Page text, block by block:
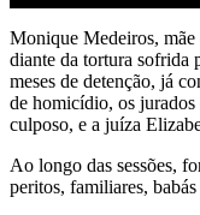
Monique Medeiros,
diante da tortura sofrida
meses de detenção, já
de homicídio, os
culposo, e a juíza
Ao longo das sessões,
peritos, familiares,